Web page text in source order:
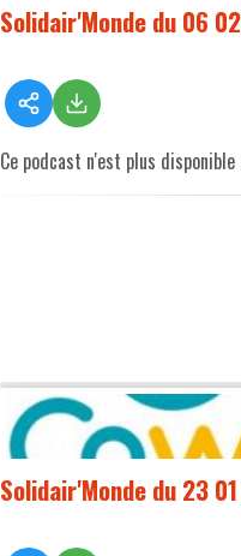
Solidair'Monde du 06
Ce podcast n'est plus
Solidair'Monde du 23